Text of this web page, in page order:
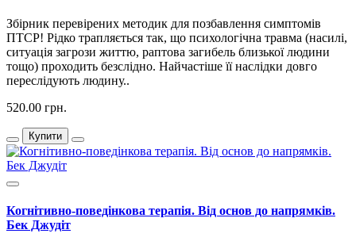
Збірник перевірених методик для позбавлення симптомів
ПТСР! Рідко трапляється так, що психологічна травма (насилі,
ситуація загрози життю, раптова загибель близької людини
тощо) проходить безслідно. Найчастіше її наслідки довго
переслідують людину..
520.00 грн.
Купити
Когнітивно-поведінкова терапія. Від основ до напрямків.
Бек Джудіт